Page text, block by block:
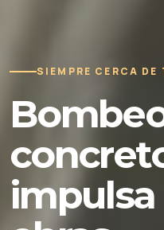
SIEMPRE CERCA DE